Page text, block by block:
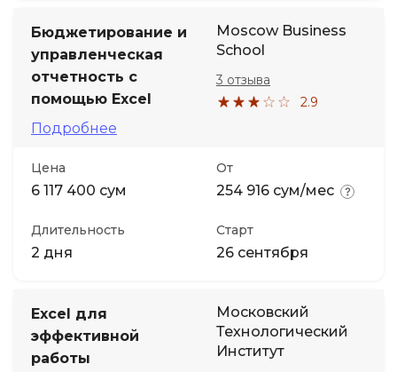
Бюджетирование и
управленческая
отчетность с
помощью Excel
Подробнее
Moscow Business
School
2.9
3 отзыва
Цена
6 117 400 сум
От
254 916 сум/мес
Длительность
2 дня
Старт
26 сентября
Excel для
эффективной
работы
Московский
Технологический
Институт